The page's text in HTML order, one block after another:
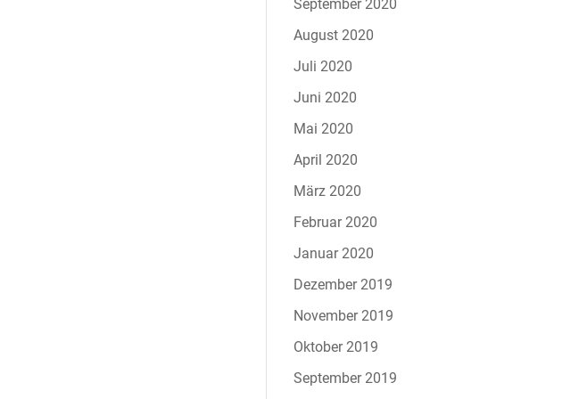
September 2020
August 2020
Juli 2020
Juni 2020
Mai 2020
April 2020
März 2020
Februar 2020
Januar 2020
Dezember 2019
November 2019
Oktober 2019
September 2019